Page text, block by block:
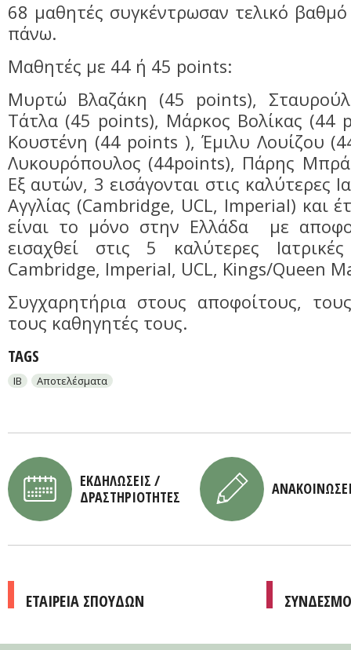
68 μαθητές συγκέντρωσαν τελικό
πάνω.
Μαθητές με 44 ή 45 points:
Μυρτώ Βλαζάκη (45 points),
Τάτλα (45 points), Μάρκος Βολίκας (44
Κουστένη (44 points ), Έμιλυ Λουίζου
Λυκουρόπουλος (44pοints), Πάρης
Εξ αυτών, 3 εισάγονται στις καλύτερες
Αγγλίας (Cambridge, UCL, Imperial) και
είναι το μόνο στην Ελλάδα με
εισαχθεί στις 5 καλύτερες
Cambridge, Imperial, UCL, Kings/Queen
Συγχαρητήρια στους αποφοίτους,
τους καθηγητές τους.
TAGS
IB Αποτελέσματα
ΕΚΔΗΛΩΣΕΙΣ /
ΔΡΑΣΤΗΡΙΟΤΗΤΕΣ
ΕΤΑΙΡΕΙΑ ΣΠΟΥΔΩΝ